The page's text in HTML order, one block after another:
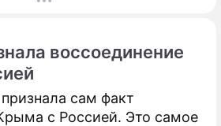
воссоединение
сам факт
с Россией. Это самое